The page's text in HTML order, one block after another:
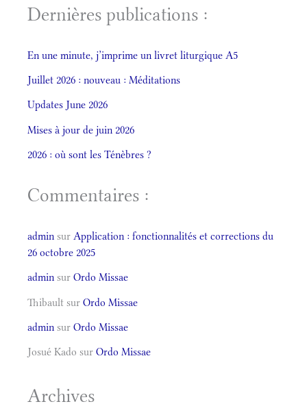
Dernières publications :
En une minute, j’imprime un livret liturgique A5
Juillet 2026 : nouveau : Méditations
Updates June 2026
Mises à jour de juin 2026
2026 : où sont les Ténèbres ?
Commentaires :
admin sur Application : fonctionnalités et corrections du
26 octobre 2025
admin sur Ordo Missae
Thibault sur Ordo Missae
admin sur Ordo Missae
Josué Kado sur Ordo Missae
Archives